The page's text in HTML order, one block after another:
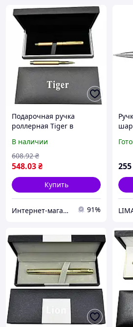
Подарочная ручка
роллерная Tiger в
30063
В наличии
548.03₴
608.92 ₴
Купить
Интернет-магазин Восторг Онлайн - товары для различных людей! 91%
255